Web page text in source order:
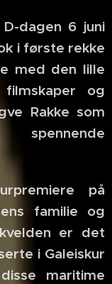
dagen 6 juni
i første rekke
med den lille
og
Rakke som
på
familie og
er det
i Galeiskur
maritime